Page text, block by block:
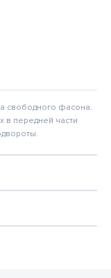
свободного фасона.
в передней части